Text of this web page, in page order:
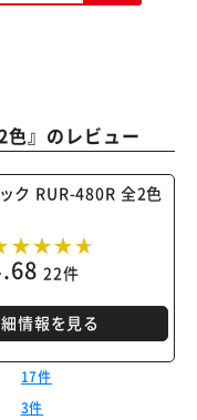
色』のレビュー
ク RUR-480R 全2色
22件
情報を見る
17件
3件